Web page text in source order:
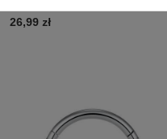
26,99 zł